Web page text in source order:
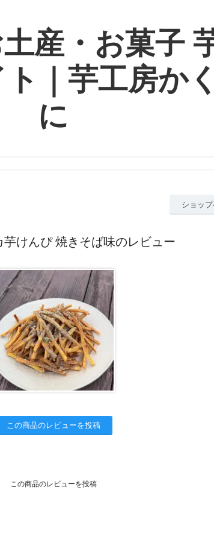
産・お菓子
｜芋工房か
に
ショッ
芋けんぴ 焼きそば味のレビュー
この商品のレビューを投稿
この商品のレビューを投稿